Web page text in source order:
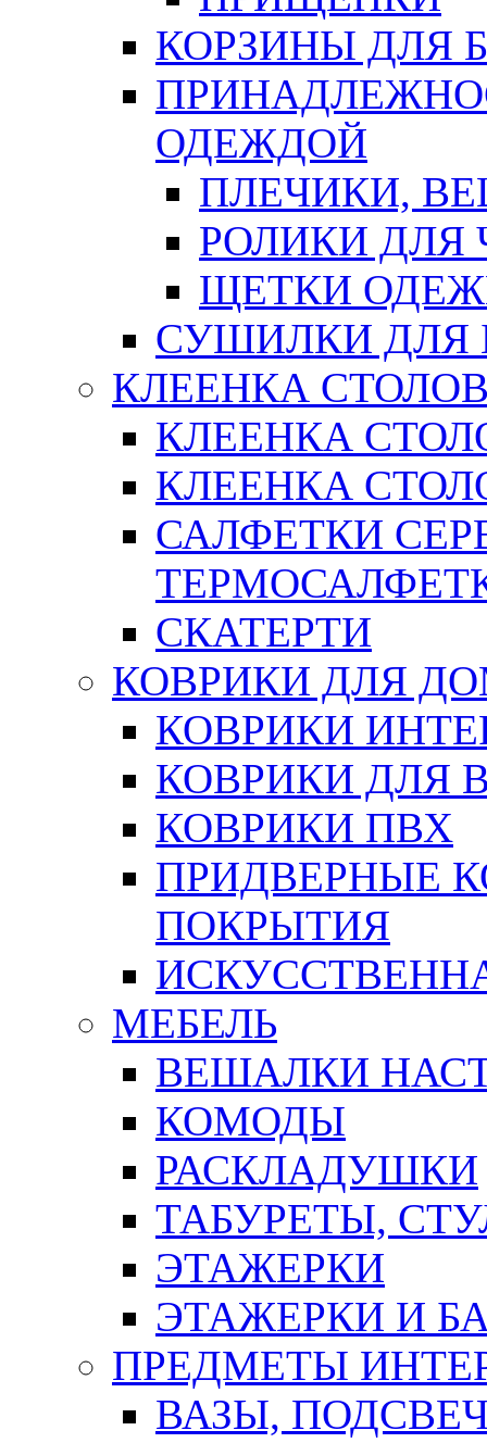
КОРЗИНЫ ДЛЯ
ОДЕЖДОЙ
ПЛЕЧИКИ,
РОЛИКИ ДЛЯ
ЩЕТКИ
СУШИЛКИ ДЛЯ
КЛЕЕНКА
КЛЕЕНКА
КЛЕЕНКА
САЛФЕТКИ
СКАТЕРТИ
КОВРИКИ ДЛЯ
КОВРИКИ
КОВРИКИ ДЛЯ
КОВРИКИ ПВХ
ПРИДВЕРНЫЕ
ПОКРЫТИЯ
МЕБЕЛЬ
ВЕШАЛКИ
КОМОДЫ
РАСКЛАДУШКИ
ТАБУРЕТЫ,
ЭТАЖЕРКИ
ЭТАЖЕРКИ И
ПРЕДМЕТЫ
ВАЗЫ,